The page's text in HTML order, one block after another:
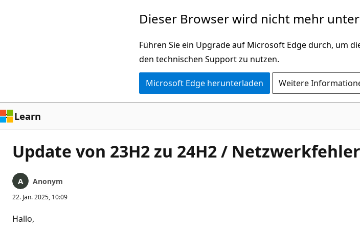
Dieser Browser wird nicht mehr
Führen Sie ein Upgrade auf Microsoft Edge durch, um
den technischen Support zu nutzen.
Microsoft Edge herunterladen Weitere
Learn
Update von 23H2 zu 24H2 / Netzwerkfehler
Anonym
22. Jan. 2025, 10:09
Hallo,